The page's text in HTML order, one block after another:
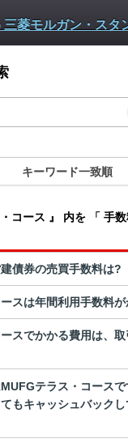
キーワード一致順
・コース 』 内を 「 手
債券の売買手数料は?
スは年間利用手数料
スでかかる費用は、
テラス・コース
もキャッシュバック